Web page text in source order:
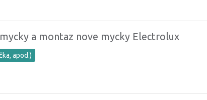
a montaz nove mycky Electrolux
apod.)